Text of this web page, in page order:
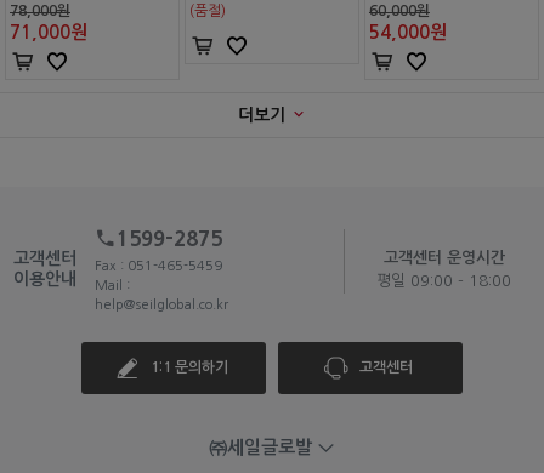
78,000원
71,000원
(품절)
60,000원
54,000원
더보기
고객센터
이용안내
1599-2875
Fax : 051-465-5459
Mail :
help@seilglobal.co.kr
고객센터 운영시간
평일 09:00 - 18:00
1:1 문의하기 고객센터
㈜세일글로발